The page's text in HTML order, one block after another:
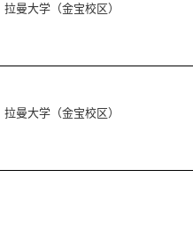
拉曼大学（金宝校区）
拉曼大学（金宝校区）